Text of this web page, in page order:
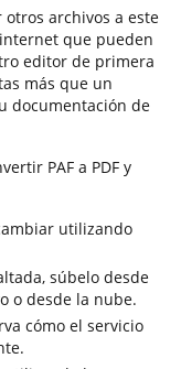
otros archivos a este
que pueden
editor de primera
más que un
documentación de
PAF a PDF y
utilizando
súbelo desde
o desde la nube.
cómo el servicio